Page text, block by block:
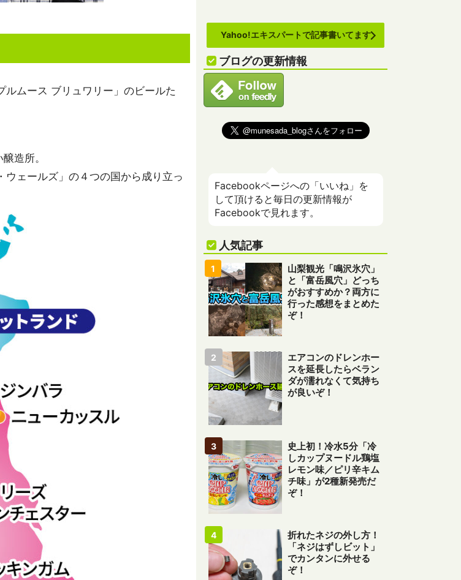
ルムース ブリュワリー」のビールた
造所。
ェールズ」の４つの国から成り立っ
Yahoo!エキスパートで記事書いてます
ブログの更新情報
Facebookページへの「いいね」を
して頂けると毎日の更新情報が
Facebookで見れます。
人気記事
山梨観光「鳴沢氷穴」
と「富岳風穴」どっち
がおすすめか？両方に
行った感想をまとめた
ぞ！
エアコンのドレンホー
スを延長したらベラン
ダが濡れなくて気持ち
が良いぞ！
史上初！冷水5分「冷
しカップヌードル鶏塩
レモン味／ピリ辛キム
チ味」が2種新発売だ
ぞ！
折れたネジの外し方！
「ネジはずしビット」
でカンタンに外せる
ぞ！